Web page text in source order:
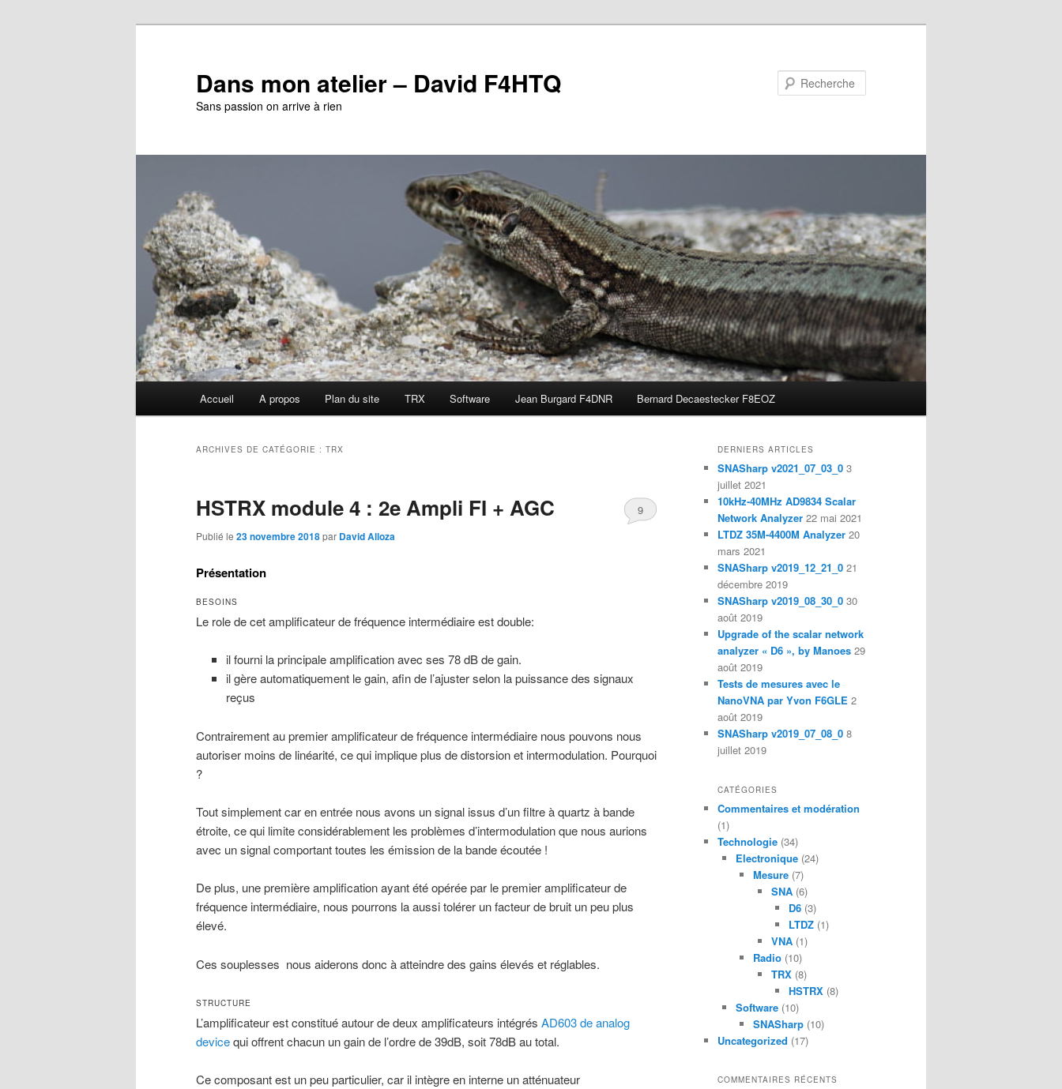
Dans mon atelier – David F4HTQ
Sans passion on arrive à rien
Accueil A propos Plan du site TRX Software Jean Burgard F4DNR Bernard Decaestecker F8EOZ
ARCHIVES DE CATÉGORIE : TRX
HSTRX module 4 : 2e Ampli FI + AGC
Publié le 23 novembre 2018par David Alloza
9
Présentation
BESOINS
Le role de cet amplificateur de fréquence intermédiaire est double:
il fourni la principale amplification avec ses 78 dB de gain.
il gère automatiquement le gain, afin de l’ajuster selon la puissance des signaux
reçus
Contrairement au premier amplificateur de fréquence intermédiaire nous pouvons nous
autoriser moins de linéarité, ce qui implique plus de distorsion et intermodulation. Pourquoi
?
Tout simplement car en entrée nous avons un signal issus d’un filtre à quartz à bande
étroite, ce qui limite considérablement les problèmes d’intermodulation que nous aurions
avec un signal comportant toutes les émission de la bande écoutée !
De plus, une première amplification ayant été opérée par le premier amplificateur de
fréquence intermédiaire, nous pourrons la aussi tolérer un facteur de bruit un peu plus
élevé.
Ces souplesses nous aiderons donc à atteindre des gains élevés et réglables.
STRUCTURE
L’amplificateur est constitué autour de deux amplificateurs intégrés AD603 de analog
devicequi offrent chacun un gain de l’ordre de 39dB, soit 78dB au total.
Ce composant est un peu particulier, car il intègre en interne un atténuateur
DERNIERS ARTICLES
SNASharp v2021_07_03_0 3
juillet 2021
10kHz-40MHz AD9834 Scalar
Network Analyzer 22 mai 2021
LTDZ 35M-4400M Analyzer 20
mars 2021
SNASharp v2019_12_21_0 21
décembre 2019
SNASharp v2019_08_30_0 30
août 2019
Upgrade of the scalar network
analyzer « D6 », by Manoes 29
août 2019
Tests de mesures avec le
NanoVNA par Yvon F6GLE 2
août 2019
SNASharp v2019_07_08_0 8
juillet 2019
CATÉGORIES
Commentaires et modération
(1)
Technologie (34)
Electronique(24)
Mesure (7)
SNA(6)
D6 (3)
LTDZ (1)
VNA(1)
Radio (10)
TRX(8)
HSTRX (8)
Software(10)
SNASharp (10)
Uncategorized (17)
COMMENTAIRES RÉCENTS